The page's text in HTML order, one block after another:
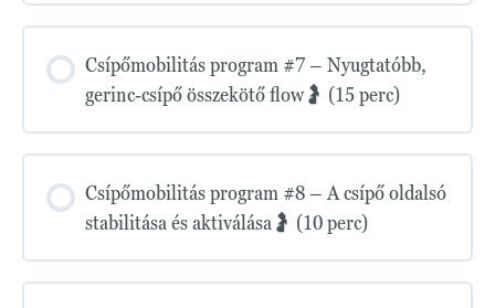
Csípőmobilitás program #7 – Nyugtatóbb,
gerinc-csípő összekötő flow🤰 (15 perc)
Csípőmobilitás program #8 – A csípő oldalsó
stabilitása és aktiválása🤰 (10 perc)